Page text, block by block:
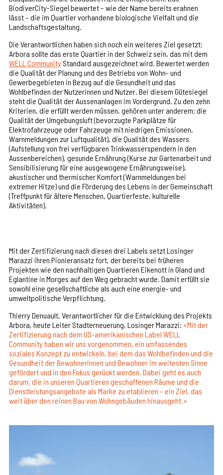
BiodiverCity-Siegel bewertet – wie der Name bereits erahnen
lässt – die im Quartier vorhandene biologische Vielfalt und die
Landschaftsgestaltung.
Die Verantwortlichen haben sich noch ein weiteres Ziel gesetzt:
Arbora sollte das erste Quartier in der Schweiz sein, das mit dem
WELL CommunityStandard ausgezeichnet wird. Bewertet werden
die Qualität der Planung und des Betriebs von Wohn- und
Gewerbegebieten in Bezug auf die Gesundheit und das
Wohlbefinden der Nutzerinnen und Nutzer. Bei diesem Gütesiegel
steht die Qualität der Aussenanlagen im Vordergrund. Zu den zehn
Kriterien, die erfüllt werden müssen, gehören unter anderem: die
Qualität der Umgebungsluft (bevorzugte Parkplätze für
Elektrofahrzeuge oder Fahrzeuge mit niedrigen Emissionen,
Warnmeldungen zur Luftqualität), die Qualität des Wassers
(Aufstellung von frei verfügbaren Trinkwasserspendern in den
Aussenbereichen), gesunde Ernährung (Kurse zur Gartenarbeit und
Sensibilisierung für eine ausgewogene Ernährungsweise),
akustischer und thermischer Komfort (Warnmeldungen bei
extremer Hitze) und die Förderung des Lebens in der Gemeinschaft
(Treffpunkt für ältere Menschen, Quartierfeste, kulturelle
Aktivitäten).
Mit der Zertifizierung nach diesen drei Labels setzt Losinger
Marazzi ihren Pionieransatz fort, der bereits bei früheren
Projekten wie den nachhaltigen Quartieren Eikenott in Gland und
Eglantine in Morges auf den Weg gebracht wurde. Damit erfüllt sie
sowohl eine gesellschaftliche als auch eine energie- und
umweltpolitische Verpflichtung.
Thierry Denuault, Verantwortlicher für die Entwicklung des Projekts
Arbora, heute Leiter Stadterneuerung, Losinger Marazzi: «Mit der
Zertifizierung nach dem US-amerikanischen Label WELL
Community haben wir uns vorgenommen, ein umfassendes
soziales Konzept zu entwickeln, bei dem das Wohlbefinden und die
Gesundheit der Bewohnerinnen und Bewohner im weitesten Sinne
gefördert und in den Fokus gerückt werden. Dabei geht es auch
darum, die in unseren Quartieren geschaffenen Räume und die
Dienstleistungsangebote als Marke zu etablieren – ein Ziel, das
weit über den reinen Bau von Wohngebäuden hinausgeht.»